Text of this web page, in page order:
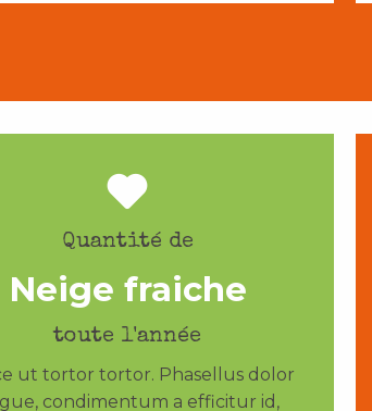
Quantité de
Neige fraiche
toute l'année
ut tortor tortor. Phasellus dolor
condimentum a efficitur id,